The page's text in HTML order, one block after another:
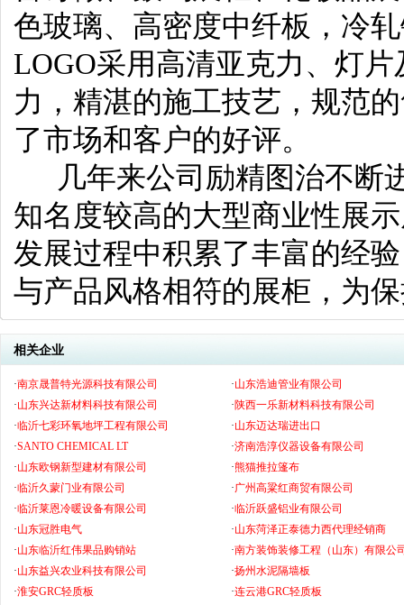
色玻璃、高密度中纤板，冷
LOGO采用高清亚克力、灯
力，精湛的施工技艺，规范
了市场和客户的好评。
几年来公司励精图治不断
知名度较高的大型商业性展
发展过程中积累了丰富的经
与产品风格相符的展柜，为
相关企业
·南京晟普特光源科技有限公司 ·山东浩迪管业有限公司
·山东兴达新材料科技有限公司 ·陕西一乐新材料科技有限公司
·临沂七彩环氧地坪工程有限公司 ·山东迈达瑞进出口
·SANTO CHEMICAL LT ·济南浩淳仪器设备有限公司
·山东欧钢新型建材有限公司 ·熊猫推拉篷布
·临沂久蒙门业有限公司 ·广州高粱红商贸有限公司
·临沂莱恩冷暖设备有限公司 ·临沂跃盛铝业有限公司
·山东冠胜电气 ·山东菏泽正泰德力西代理经销商
·山东临沂红伟果品购销站 ·南方装饰装修工程（山东）有限公
·山东益兴农业科技有限公司 ·扬州水泥隔墙板
·淮安GRC轻质板 ·连云港GRC轻质板